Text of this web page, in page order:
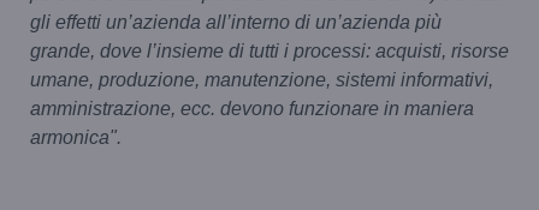
gli effetti un’azienda all’interno di un’azienda più
grande, dove l’insieme di tutti i processi: acquisti, risorse
umane, produzione, manutenzione, sistemi informativi,
amministrazione, ecc. devono funzionare in maniera
armonica".